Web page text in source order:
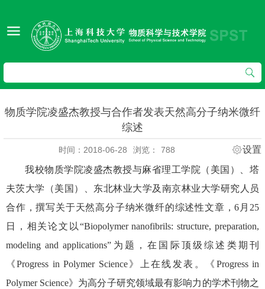
物质学院凌盛杰教授与合作者发表天然高分子纳米微纤
综述
时间：2018-06-28 浏览： 788
设置
我校物质学院凌盛杰教授与麻省理工学院（美国）、塔
夫茨大学（美国）、东北林业大学及南京林业大学研究人员
合作，撰写关于天然高分子纳米微纤的综述性文章，6月25
日，相关论文以“Biopolymer nanofibrils: structure, preparation,
modeling and applications”为题，在国际顶级综述类期刊
《Progress in Polymer Science》上在线发表。《Progress in
Polymer Science》为高分子研究领域最有影响力的学术刊物之